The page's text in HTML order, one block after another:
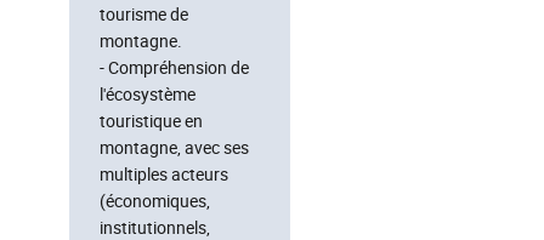
tourisme de
montagne.
- Compréhension de
l'écosystème
touristique en
montagne, avec ses
multiples acteurs
(économiques,
institutionnels,